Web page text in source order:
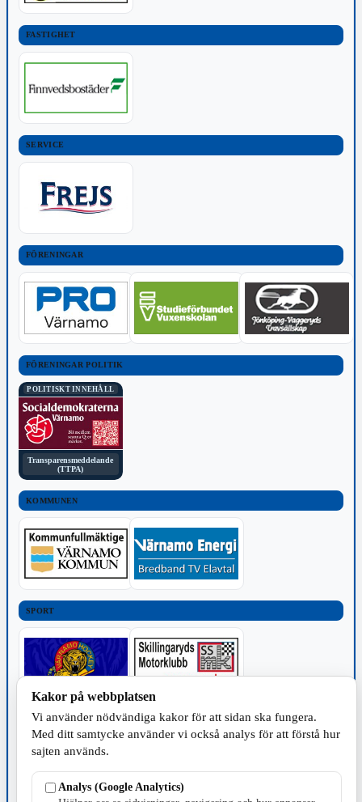
FASTIGHET
SERVICE
FÖRENINGAR
FÖRENINGAR POLITIK
POLITISKT INNEHÅLL
Transparensmeddelande
(TTPA)
KOMMUNEN
SPORT
TILLVERKNING
Kakor på webbplatsen
Vi använder nödvändiga kakor för att sidan ska fungera.
Med ditt samtycke använder vi också analys för att förstå hur
sajten används.
Analys (Google Analytics)